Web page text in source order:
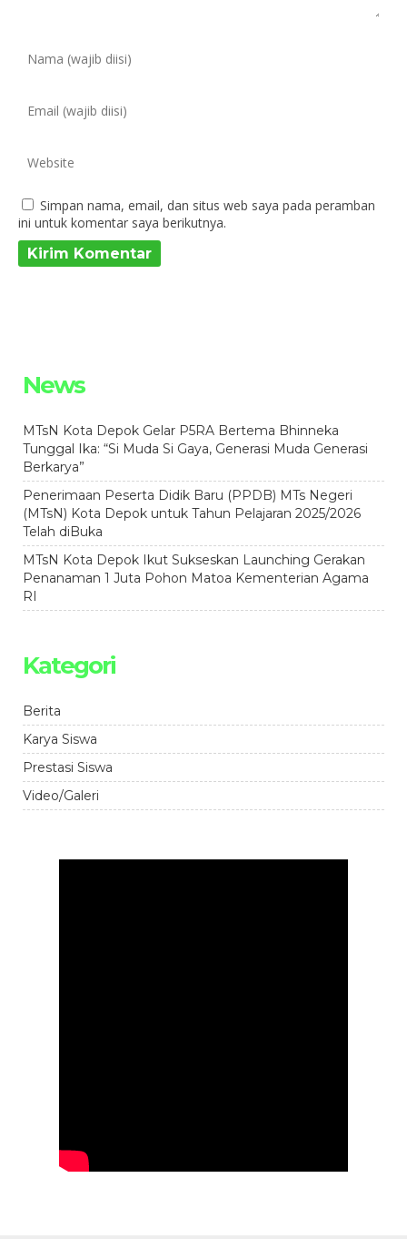
Simpan nama, email, dan situs web saya pada peramban
ini untuk komentar saya berikutnya.
News
MTsN Kota Depok Gelar P5RA Bertema Bhinneka
Tunggal Ika: “Si Muda Si Gaya, Generasi Muda Generasi
Berkarya”
Penerimaan Peserta Didik Baru (PPDB) MTs Negeri
(MTsN) Kota Depok untuk Tahun Pelajaran 2025/2026
Telah diBuka
MTsN Kota Depok Ikut Sukseskan Launching Gerakan
Penanaman 1 Juta Pohon Matoa Kementerian Agama
RI
Kategori
Berita
Karya Siswa
Prestasi Siswa
Video/Galeri